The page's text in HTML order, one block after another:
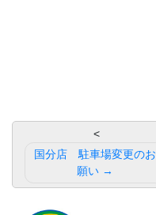
国分店 駐車場変更のお
願い